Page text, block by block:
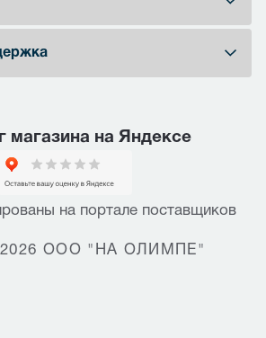
магазина на Яндексе
на портале поставщиков
2026 ООО "НА ОЛИМПЕ"